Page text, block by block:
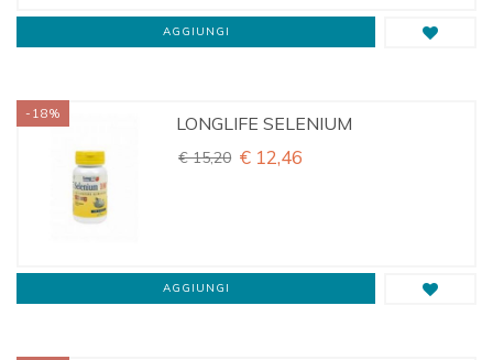
AGGIUNGI
LONGLIFE SELENIUM
€ 15,20 € 12,46
-18%
AGGIUNGI